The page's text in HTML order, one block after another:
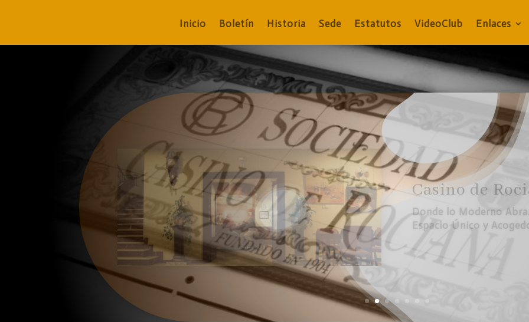
Inicio Boletín Historia Sede Estatutos VideoClub Enlaces
Casino de
Sabores que Cuentan
Oferta Gastronómica«